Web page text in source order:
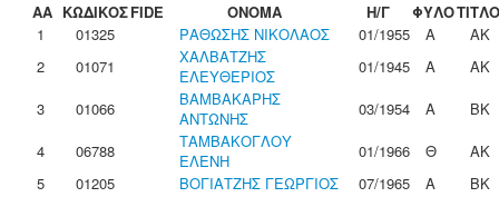
ΑΑ ΚΩΔΙΚΟΣFIDE ΟΝΟΜΑ Η/Γ ΦΥΛΟ
1
01325 ΡΑΘΩΣΗΣ ΝΙΚΟΛΑΟΣ 01/1955 Α
ΑΚ
2
01071
ΧΑΛΒΑΤΖΗΣ
ΕΛΕΥΘΕΡΙΟΣ
01/1945 Α
ΑΚ
3
01066
ΒΑΜΒΑΚΑΡΗΣ
ΑΝΤΩΝΗΣ
03/1954 Α
ΒΚ
4
06788
ΤΑΜΒΑΚΟΓΛΟΥ
ΕΛΕΝΗ
01/1966 Θ
ΑΚ
5
01205 ΒΟΓΙΑΤΖΗΣ ΓΕΩΡΓΙΟΣ 07/1965 Α
ΒΚ